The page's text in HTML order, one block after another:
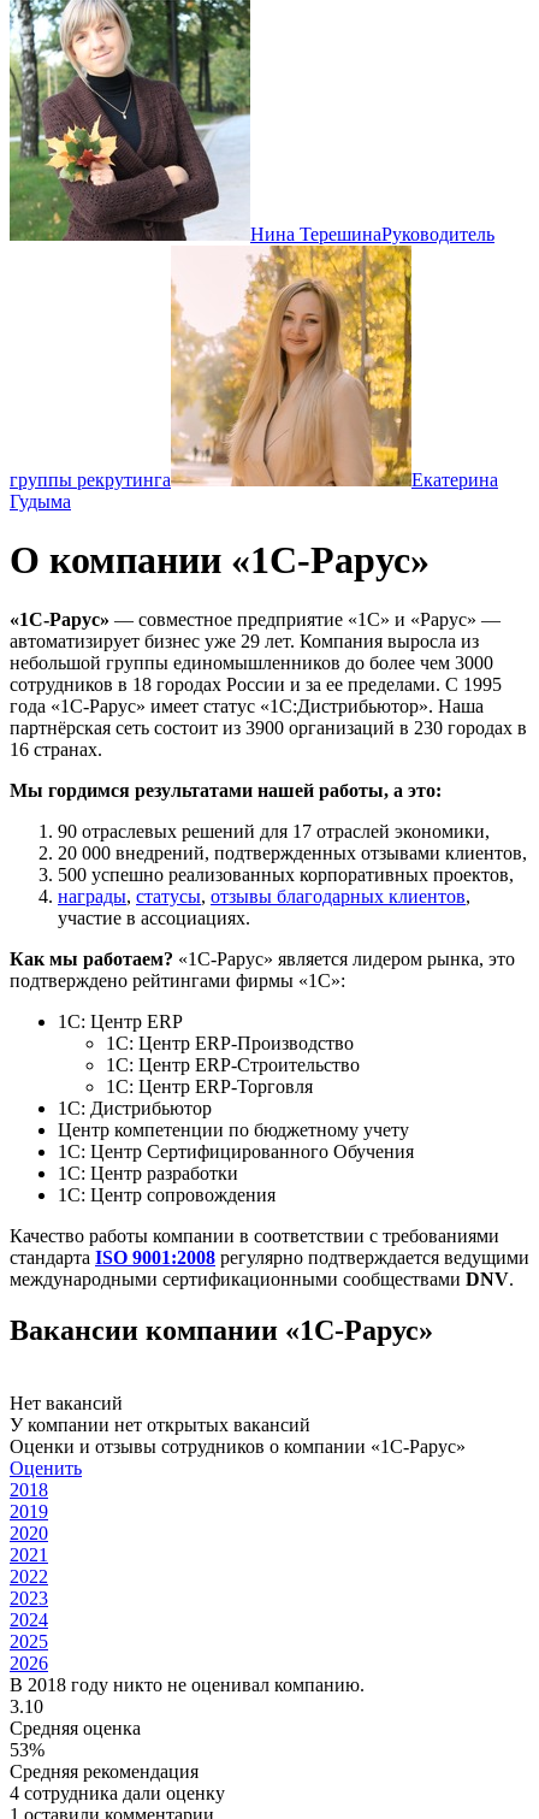
Нина ТерешинаРуководитель
группы рекрутинга
Екатерина
Гудыма
О компании «1С-Рарус»
«1С-Рарус» — совместное предприятие «1С» и «Рарус» —
автоматизирует бизнес уже 29 лет. Компания выросла из
небольшой группы единомышленников до более чем 3000
сотрудников в 18 городах России и за ее пределами. С 1995
года «1С-Рарус» имеет статус «1С:Дистрибьютор». Наша
партнёрская сеть состоит из 3900 организаций в 230 городах в
16 странах.
Мы гордимся результатами нашей работы, а это:
90 отраслевых решений для 17 отраслей экономики,
20 000 внедрений, подтвержденных отзывами клиентов,
500 успешно реализованных корпоративных проектов,
награды, статусы, отзывы благодарных клиентов,
участие в ассоциациях.
Как мы работаем? «1С-Рарус» является лидером рынка, это
подтверждено рейтингами фирмы «1С»:
1С: Центр ERP
1С: Центр ERP-Производство
1С: Центр ERP-Строительство
1С: Центр ERP-Торговля
1С: Дистрибьютор
Центр компетенции по бюджетному учету
1С: Центр Сертифицированного Обучения
1С: Центр разработки
1С: Центр сопровождения
Качество работы компании в соответствии с требованиями
стандарта ISO 9001:2008 регулярно подтверждается ведущими
международными сертификационными сообществами DNV.
Вакансии компании «1С-Рарус»
Нет вакансий
У компании нет открытых вакансий
Оценки и отзывы сотрудников о компании «1С-Рарус»
Оценить
2018
2019
2020
2021
2022
2023
2024
2025
2026
В 2018 году никто не оценивал компанию.
3.10
Средняя оценка
53%
Средняя рекомендация
4 сотрудника дали оценку
1 оставили комментарии